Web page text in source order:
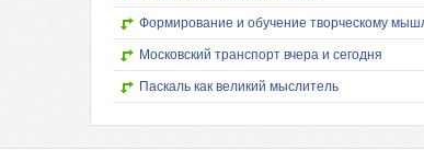
Формирование и обучение творческому
Московский транспорт вчера и сегодня
Паскаль как великий мыслитель